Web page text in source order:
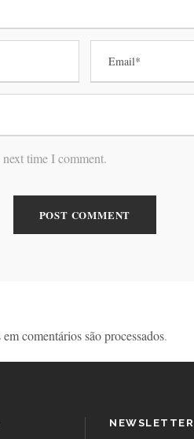
time I comment.
comentários são processados.
NEWSLETTER